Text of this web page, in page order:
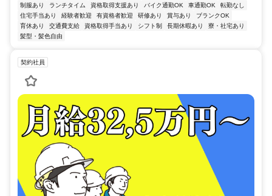
制服あり ランチタイム 資格取得支援あり バイク通勤OK 車通勤OK
転勤なし
住宅手当あり
経験者歓迎 有資格者歓迎 研修あり 賞与あり
ブランクOK
育休あり
交通費支給 資格取得手当あり シフト制 長期休暇あり
寮・社宅あり
髪型・髪色自由
契約社員